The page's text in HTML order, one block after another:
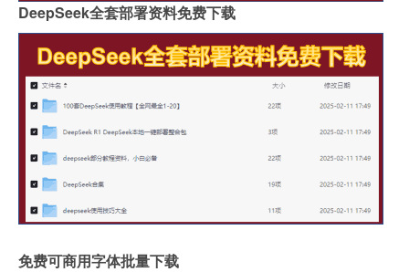
DeepSeek全套部署资料免费下载
免费可商用字体批量下载